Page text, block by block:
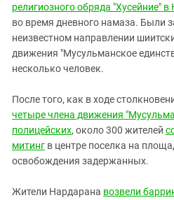
религиозного обряда "Хусейние"
во время дневного намаза. Были
неизвестном направлении
движения "Мусульманское
несколько человек.
После того, как в ходе
четыре члена движения
полицейских, около 300 жителей
митинг в центре поселка на
освобождения задержанных.
Жители Нардарана возвели